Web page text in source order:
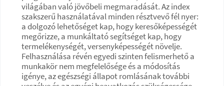
világában való jövőbeli megmaradását. Az index
szakszerű használatával minden résztvevő fél nyer:
a dolgozó lehetőséget kap, hogy keresőképességét
megőrizze, a munkáltató segítséget kap, hogy
termelékenységét, versenyképességét növelje.
Felhasználása révén egyedi szinten felismerhető a
munkakör nem megfelelősége és a módosítás
igénye, az egészségi állapot romlásának további